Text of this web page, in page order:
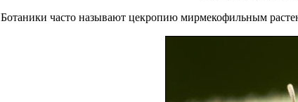
Ботаники часто называют цекропию мирмекофильным